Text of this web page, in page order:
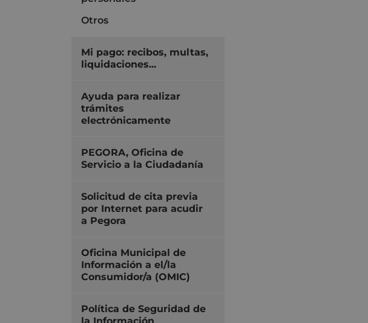
Otros
Mi pago: recibos, multas,
liquidaciones...
Ayuda para realizar
trámites
electrónicamente
PEGORA, Oficina de
Servicio a la Ciudadanía
Solicitud de cita previa
por Internet para acudir
a Pegora
Oficina Municipal de
Información a el/la
Consumidor/a (OMIC)
Política de Seguridad de